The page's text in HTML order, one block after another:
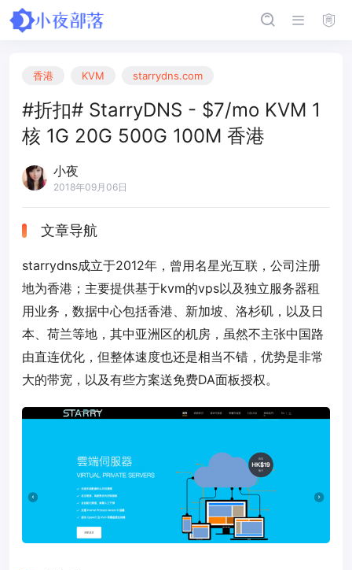
香港 KVM starrydns.com
#折扣# StarryDNS - $7/mo KVM 1
核 1G 20G 500G 100M 香港
小夜
2018年09月06日
文章导航
starrydns成立于2012年，曾用名星光互联，公司注册
地为香港；主要提供基于kvm的vps以及独立服务器租
用业务，数据中心包括香港、新加坡、洛杉矶，以及日
本、荷兰等地，其中亚洲区的机房，虽然不主张中国路
由直连优化，但整体速度也还是相当不错，优势是非常
大的带宽，以及有些方案送免费DA面板授权。